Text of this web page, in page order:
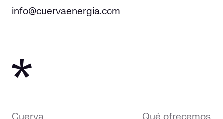
info@cuervaenergia.com
Cuerva Qué ofrecemos